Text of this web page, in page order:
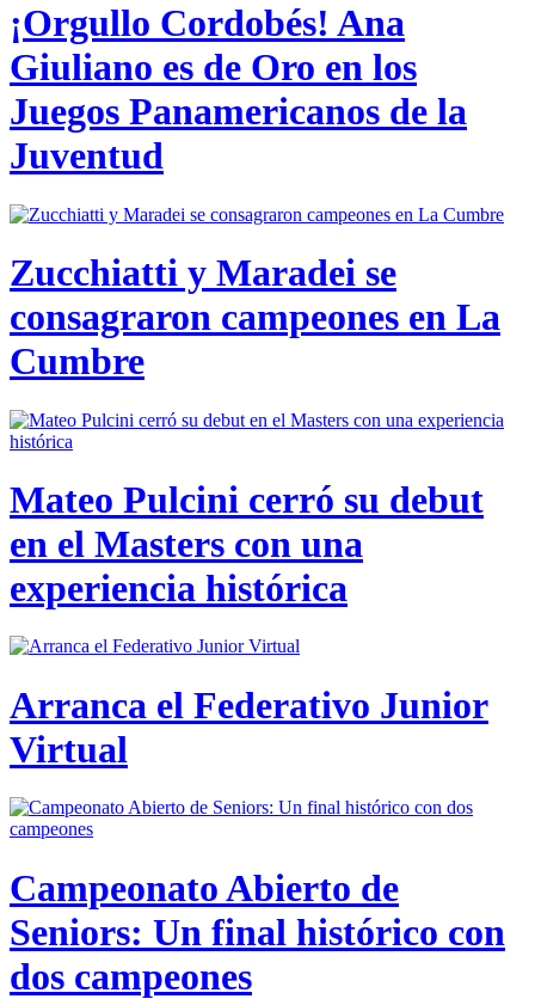
¡Orgullo Cordobés! Ana
Giuliano es de Oro en los
Juegos Panamericanos de la
Juventud
Zucchiatti y Maradei se
consagraron campeones en La
Cumbre
Mateo Pulcini cerró su debut
en el Masters con una
experiencia histórica
Arranca el Federativo Junior
Virtual
Campeonato Abierto de
Seniors: Un final histórico con
dos campeones